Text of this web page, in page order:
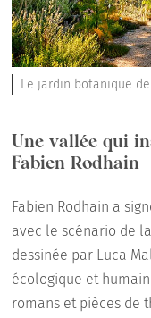
Le jardin botanique
Une vallée qui
Fabien Rodhain
Fabien Rodhain a
avec le scénario de
dessinée par Luca
écologique et
romans et pièces de